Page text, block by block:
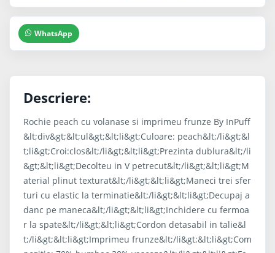
WhatsApp
Descriere:
Rochie peach cu volanase si imprimeu frunze By InPuff
&lt;div&gt;&lt;ul&gt;&lt;li&gt;Culoare: peach&lt;/li&gt;&l
t;li&gt;Croi:clos&lt;/li&gt;&lt;li&gt;Prezinta dublura&lt;/li
&gt;&lt;li&gt;Decolteu in V petrecut&lt;/li&gt;&lt;li&gt;M
aterial plinut texturat&lt;/li&gt;&lt;li&gt;Maneci trei sfer
turi cu elastic la terminatie&lt;/li&gt;&lt;li&gt;Decupaj a
danc pe maneca&lt;/li&gt;&lt;li&gt;Inchidere cu fermoa
r la spate&lt;/li&gt;&lt;li&gt;Cordon detasabil in talie&l
t;/li&gt;&lt;li&gt;Imprimeu frunze&lt;/li&gt;&lt;li&gt;Com